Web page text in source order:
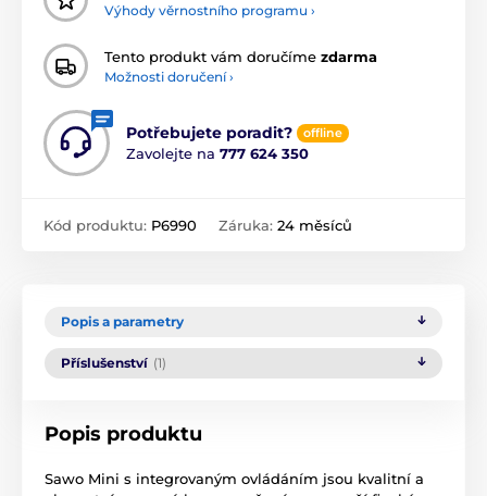
Výhody věrnostního programu ›
Tento produkt vám doručíme zdarma
Možnosti doručení ›
Potřebujete poradit? offline
Zavolejte na 777 624 350
Kód produktu: P6990 Záruka: 24 měsíců
Popis a parametry
Příslušenství (1)
Popis produktu
Sawo Mini s integrovaným ovládáním jsou kvalitní a